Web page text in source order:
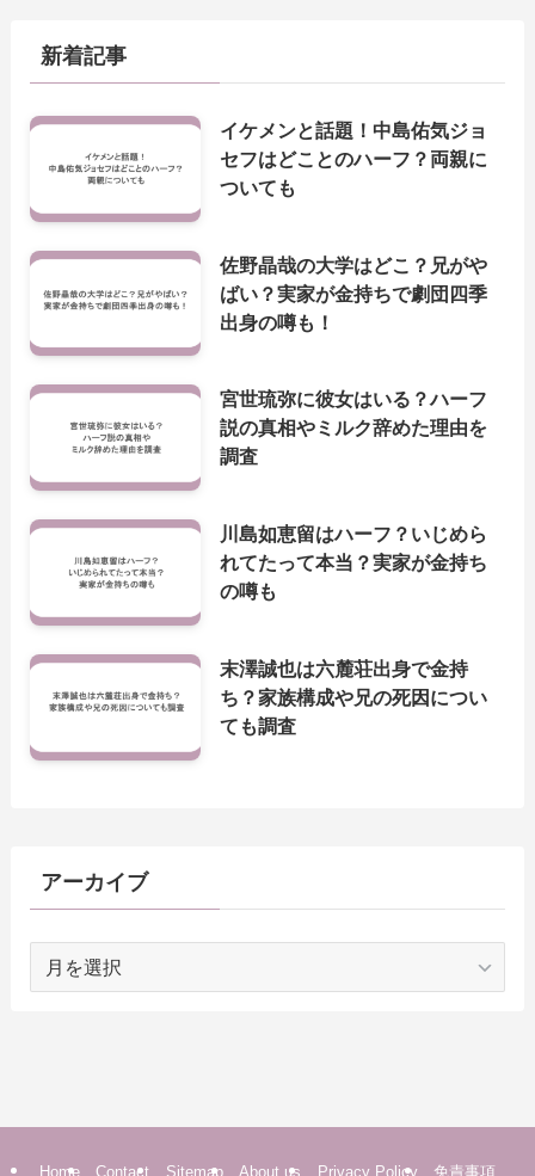
新着記事
イケメンと話題！中島佑気ジョ
セフはどことのハーフ？両親に
ついても
佐野晶哉の大学はどこ？兄がや
ばい？実家が金持ちで劇団四季
出身の噂も！
宮世琉弥に彼女はいる？ハーフ
説の真相やミルク辞めた理由を
調査
川島如恵留はハーフ？いじめら
れてたって本当？実家が金持ち
の噂も
末澤誠也は六麓荘出身で金持
ち？家族構成や兄の死因につい
ても調査
アーカイブ
Home Contact Sitemap About us Privacy Policy 免責事項